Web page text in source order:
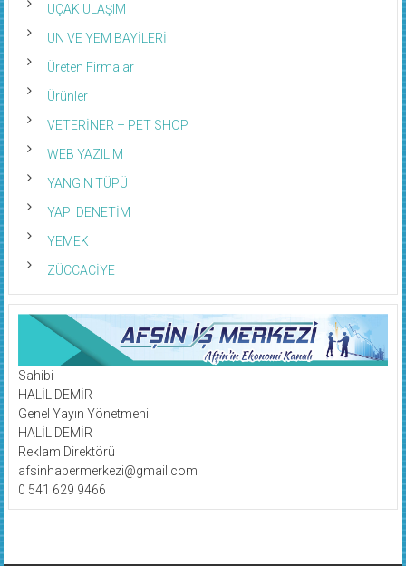
UÇAK ULAŞIM
UN VE YEM BAYİLERİ
Üreten Firmalar
Ürünler
VETERİNER – PET SHOP
WEB YAZILIM
YANGIN TÜPÜ
YAPI DENETİM
YEMEK
ZÜCCACİYE
Sahibi
HALİL DEMİR
Genel Yayın Yönetmeni
HALİL DEMİR
Reklam Direktörü
afsinhabermerkezi@gmail.com
0 541 629 9466